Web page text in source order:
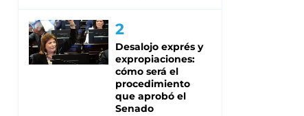
Desalojo exprés y
expropiaciones:
cómo será el
procedimiento
que aprobó el
Senado